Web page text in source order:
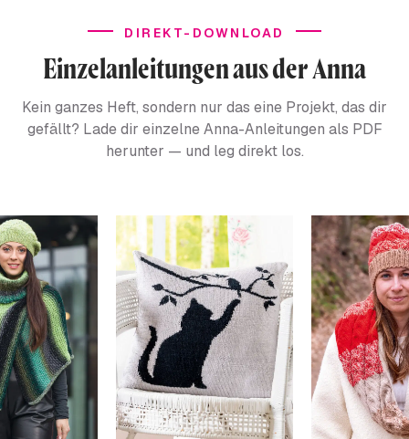
DIREKT-DOWNLOAD
Einzelanleitungen aus der Anna
Kein ganzes Heft, sondern nur das eine Projekt, das dir
gefällt? Lade dir einzelne Anna-Anleitungen als PDF
herunter — und leg direkt los.